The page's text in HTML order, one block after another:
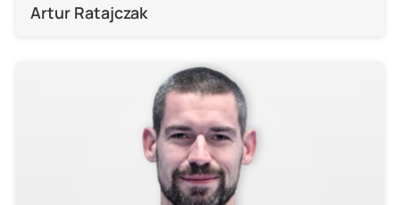
Artur Ratajczak